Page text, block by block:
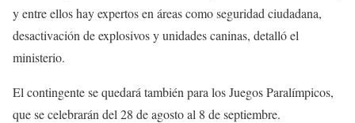
y entre ellos hay expertos en áreas como seguridad ciudadana,
desactivación de explosivos y unidades caninas, detalló el
ministerio.
El contingente se quedará también para los Juegos Paralímpicos,
que se celebrarán del 28 de agosto al 8 de septiembre.